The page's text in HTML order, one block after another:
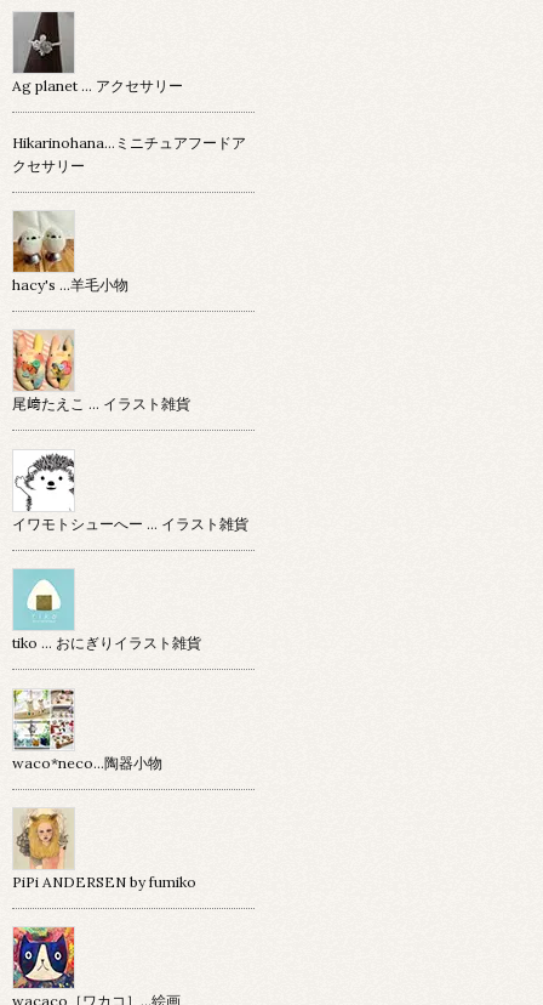
Ag planet … アクセサリー
Hikarinohana…ミニチュアフードア
クセサリー
hacy's …羊毛小物
尾﨑たえこ … イラスト雑貨
イワモトシューへー … イラスト雑貨
tiko … おにぎりイラスト雑貨
waco*neco...陶器小物
PiPi ANDERSEN by fumiko
wacaco［ワカコ］…絵画